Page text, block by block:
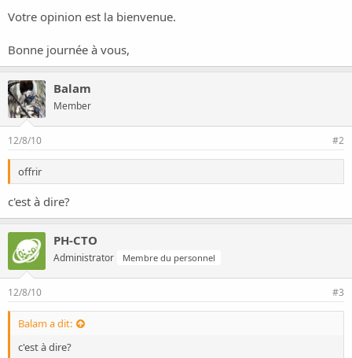
s
i
Votre opinion est la bienvenue.
Bonne journée à vous,
Balam
Member
12/8/10 #2
offrir
c'est à dire?
PH-CTO
Administrator Membre du personnel
12/8/10 #3
Balam a dit:
c'est à dire?